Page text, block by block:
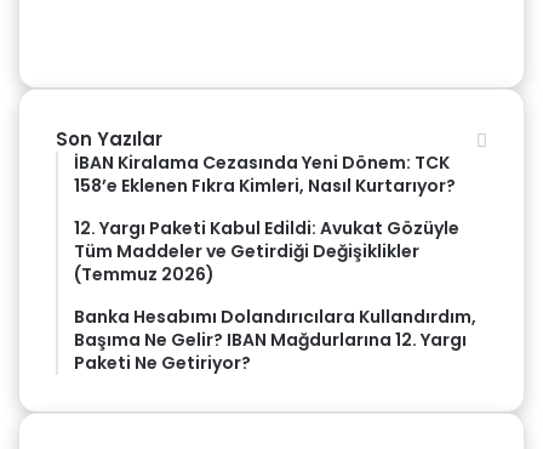
Son Yazılar
İBAN Kiralama Cezasında Yeni Dönem: TCK
158’e Eklenen Fıkra Kimleri, Nasıl Kurtarıyor?
12. Yargı Paketi Kabul Edildi: Avukat Gözüyle
Tüm Maddeler ve Getirdiği Değişiklikler
(Temmuz 2026)
Banka Hesabımı Dolandırıcılara Kullandırdım,
Başıma Ne Gelir? IBAN Mağdurlarına 12. Yargı
Paketi Ne Getiriyor?